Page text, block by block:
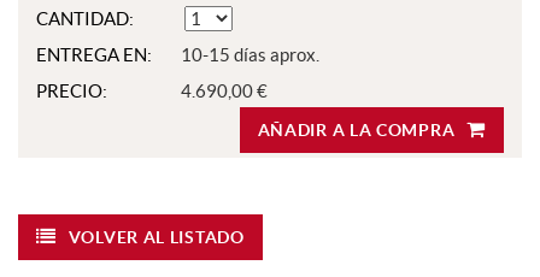
CANTIDAD:
ENTREGA EN:
10-15 días aprox.
PRECIO:
4.690,00 €
AÑADIR A LA COMPRA
VOLVER AL LISTADO